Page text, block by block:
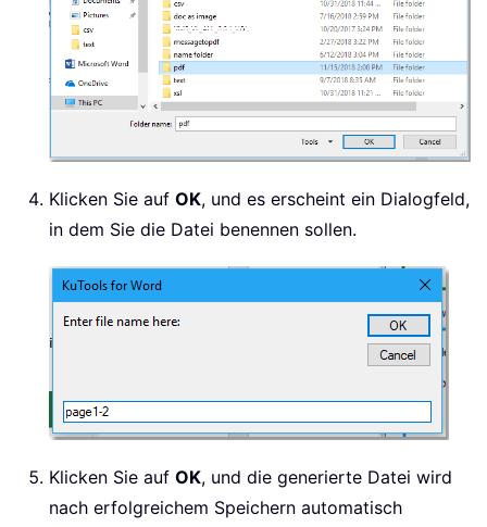
Klicken Sie auf OK, und es erscheint ein Dialogfeld,
in dem Sie die Datei benennen sollen.
Klicken Sie auf OK, und die generierte Datei wird
nach erfolgreichem Speichern automatisch